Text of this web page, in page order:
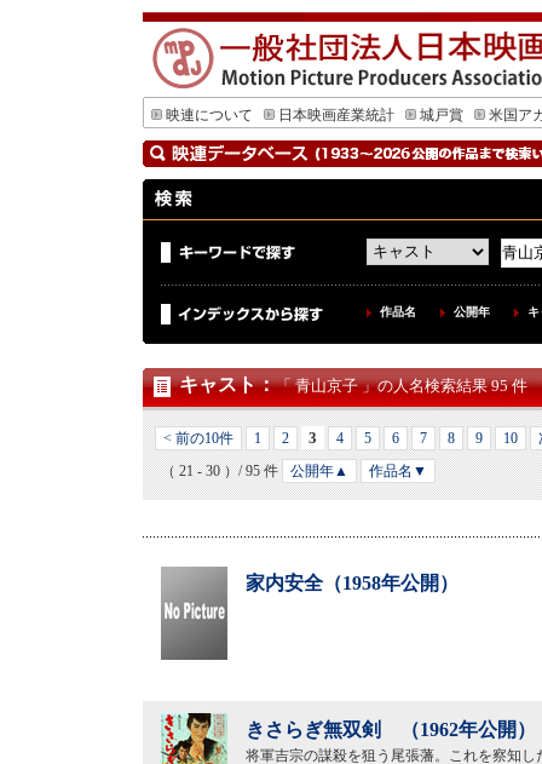
映連について 日本映画産業統計 城戸賞 米国ア
作品名 公開年
キャスト：「 青山京子 」の人名検索結果 95 件
< 前の10件 1 2 3 4 5 6 7 8 9 10
（ 21 - 30 ）/ 95 件
公開年▲ 作品名▼
家内安全（1958年公開）
きさらぎ無双剣 （1962年公開）
将軍吉宗の謀殺を狙う尾張藩。これを察知